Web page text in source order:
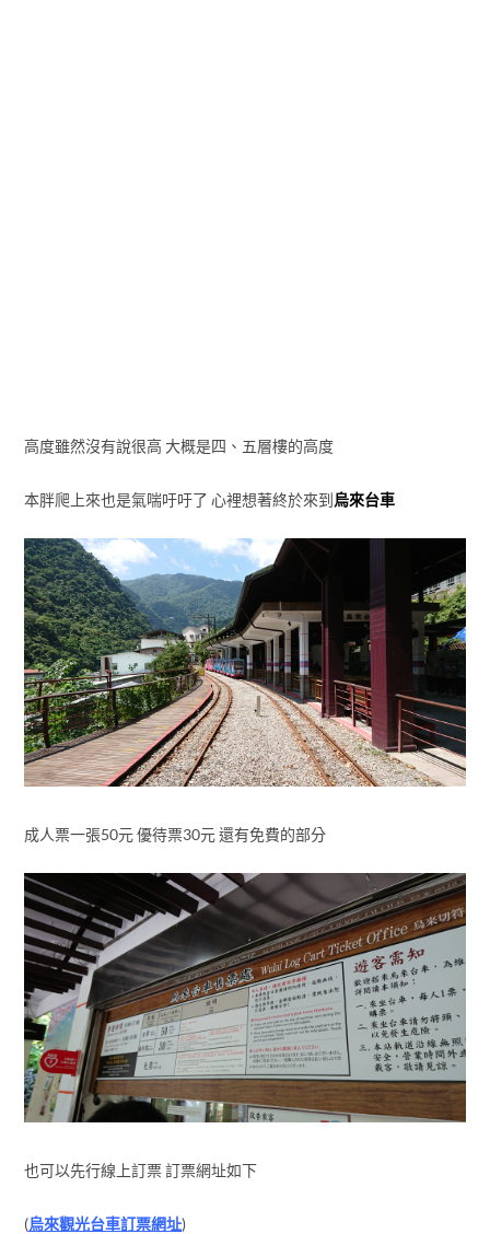
高度雖然沒有說很高 大概是四、五層樓的高度
本胖爬上來也是氣喘吁吁了 心裡想著終於來到烏來台車
成人票一張50元 優待票30元 還有免費的部分
也可以先行線上訂票 訂票網址如下
(烏來觀光台車訂票網址)